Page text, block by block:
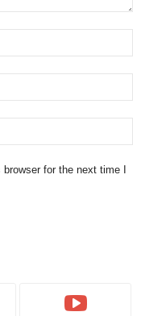
for the next time I